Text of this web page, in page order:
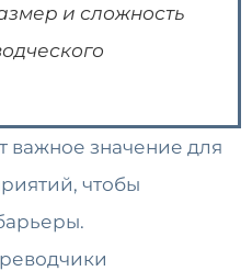
и сложность
важное значение для
чтобы